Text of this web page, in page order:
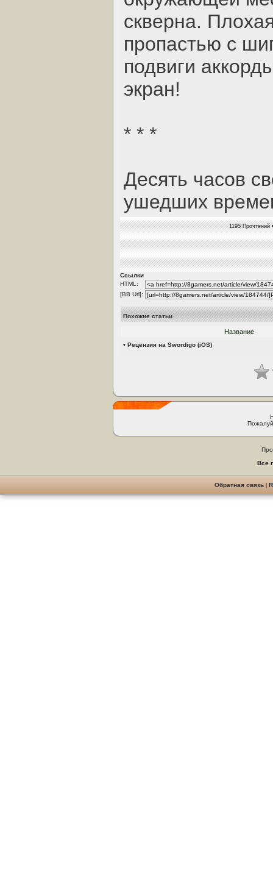
скверна.
пропастью с
подвиги
экран!
* * *
Десять часов
ушедших
1195 Прочтений
Ссылки
HTML:
[BB Url]:
Похожие статьи
Название
• Рецензия на Swordigo (iOS)
Все
Обратная связь